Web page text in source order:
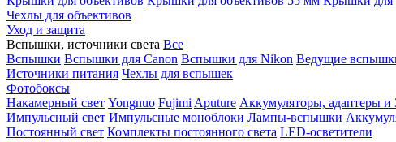
Чехлы для объективов
Уход и защита
Вспышки, источники света Все
Вспышки Вспышки для Canon Вспышки для Nikon Ведущие
Источники питания Чехлы для вспышек
Фотобоксы
Накамерный свет Yongnuo Fujimi Aputure Аккумуляторы, адаптеры и
Импульсный свет Импульсные моноблоки Лампы-вспышки
Постоянный свет Комплекты постоянного света LED-осветители